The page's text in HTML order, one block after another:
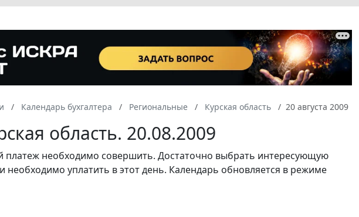
Календарь бухгалтера Региональные Курская область 20 августа 2009
область. 20.08.2009
платеж необходимо совершить. Достаточно выбрать интересующую
необходимо уплатить в этот день. Календарь обновляется в режиме